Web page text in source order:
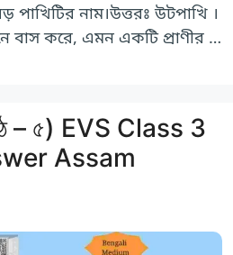
পাখিটির নাম।উত্তরঃ উটপাখি ।
বাস করে, এমন একটি প্রাণীর …
– ৫) EVS Class 3
Assam